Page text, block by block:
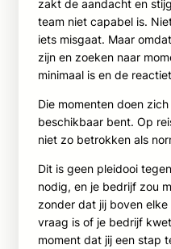
zakt de aandacht en
team niet capabel is.
iets misgaat. Maar
zijn en zoeken naar
minimaal is en de
Die momenten doen
beschikbaar bent. Op
niet zo betrokken als
Dit is geen pleidooi
nodig, en je bedrijf zou
zonder dat jij boven
vraag is of je bedrijf
moment dat jij een stap